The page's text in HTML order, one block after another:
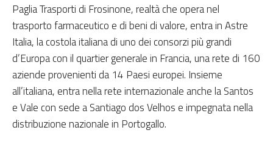
Paglia Trasporti di Frosinone, realtà che opera nel
trasporto farmaceutico e di beni di valore, entra in Astre
Italia, la costola italiana di uno dei consorzi più grandi
d’Europa con il quartier generale in Francia, una rete di 160
aziende provenienti da 14 Paesi europei. Insieme
all’italiana, entra nella rete internazionale anche la Santos
e Vale con sede a Santiago dos Velhos e impegnata nella
distribuzione nazionale in Portogallo.